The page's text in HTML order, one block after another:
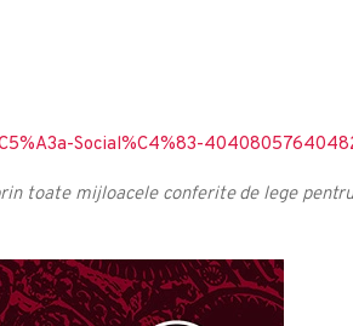
Social%C4%83-
toate mijloacele conferite de lege